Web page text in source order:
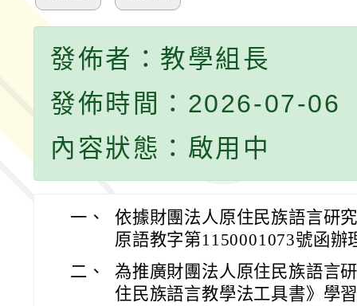
發佈者：教學組長
發佈時間：2026-07-06
內容狀態：啟用中
一、
依據財團法人原住民族語言研
原語教字第1150001073號函辦
二、
為推廣財團法人原住民族語言
住民族語言教學法工具書》學